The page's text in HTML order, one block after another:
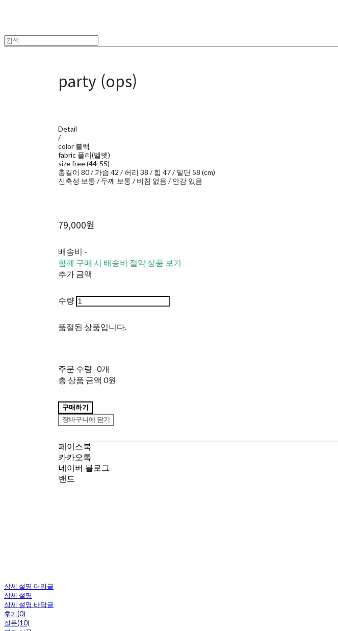
party (ops)
Detail
/
color 블랙
fabric 폴리(벨벳)
size free (44-55)
총길이 80 / 가슴 42 / 허리 38 / 힙 47 / 밑단 58 (cm)
신축성 보통 / 두께 보통 / 비침 없음 / 안감 있음
79,000원
배송비 -
함께 구매 시 배송비 절약 상품 보기
추가 금액
수량
품절된 상품입니다.
주문 수량 0개
총 상품 금액 0원
구매하기
장바구니에 담기
페이스북
카카오톡
네이버 블로그
밴드
상세 설명 머리글
상세 설명
상세 설명 바닥글
후기(0)
질문(10)